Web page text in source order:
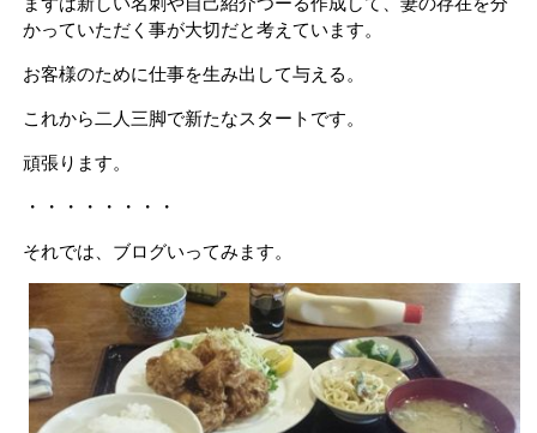
かっていただく事が大切だと考えています。
お客様のために仕事を生み出して与える。
これから二人三脚で新たなスタートです。
頑張ります。
・・・・・・・・
それでは、ブログいってみます。